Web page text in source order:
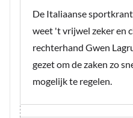
De Italiaanse sportkrant
weet 't vrijwel zeker en
rechterhand Gwen
gezet om de zaken zo
mogelijk te regelen.